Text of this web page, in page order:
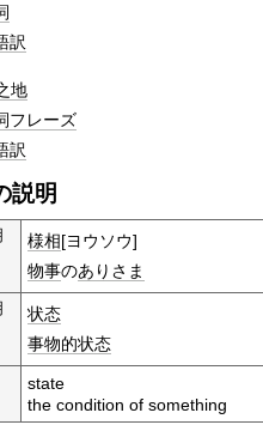
訳
地
フレーズ
訳
説明
様相[ヨウソウ]
物事のありさま
状态
事物的状态
state
the condition of something